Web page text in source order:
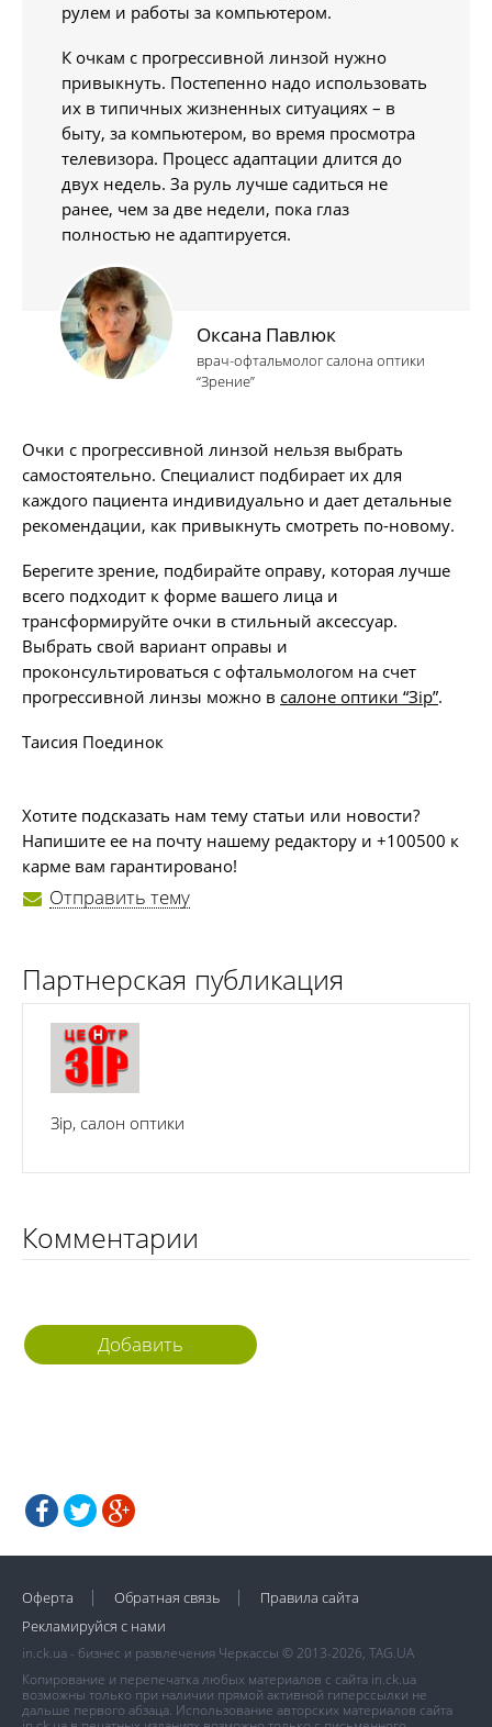
рулем и работы за компьютером.
К очкам с прогрессивной линзой нужно
привыкнуть. Постепенно надо использовать
их в типичных жизненных ситуациях – в
быту, за компьютером, во время просмотра
телевизора. Процесс адаптации длится до
двух недель. За руль лучше садиться не
ранее, чем за две недели, пока глаз
полностью не адаптируется.
Оксана Павлюк
врач-офтальмолог салона оптики
“Зрение”
Очки с прогрессивной линзой нельзя выбрать
самостоятельно. Специалист подбирает их для
каждого пациента индивидуально и дает детальные
рекомендации, как привыкнуть смотреть по-новому.
Берегите зрение, подбирайте оправу, которая лучше
всего подходит к форме вашего лица и
трансформируйте очки в стильный аксессуар.
Выбрать свой вариант оправы и
проконсультироваться с офтальмологом на счет
прогрессивной линзы можно в салоне оптики “Зір”.
Таисия Поединок
Хотите подсказать нам тему статьи или новости?
Напишите ее на почту нашему редактору и +100500 к
карме вам гарантировано!
Отправить тему
Партнерская публикация
Зір, салон оптики
Комментарии
Добавить
Оферта Обратная связь
Правила сайта
Рекламируйся с нами
in.ck.ua - бизнес и развлечения Черкассы © 2013-2026, TAG.UA
Копирование и перепечатка любых материалов с сайта in.ck.ua
возможны только при наличии прямой активной гиперссылки не
дальше первого абзаца. Использование авторских материалов сайта